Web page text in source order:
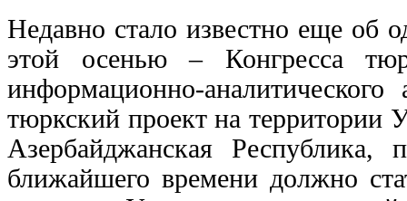
Недавно стало известно еще об
этой осенью – Конгресса
информационно-
тюркский проект на территории
Азербайджанская Республика,
ближайшего времени должно